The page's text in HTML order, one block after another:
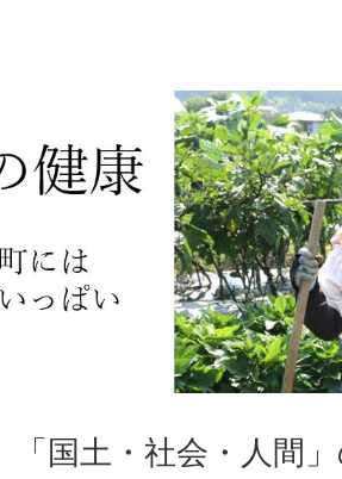
「国土・社会・人間